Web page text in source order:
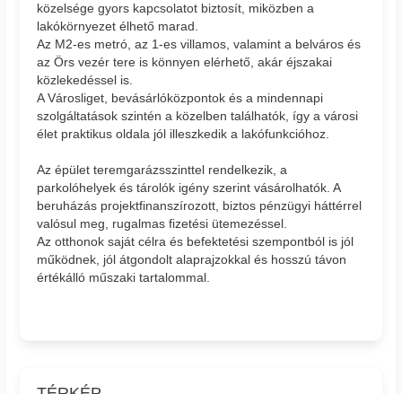
közelsége gyors kapcsolatot biztosít, miközben a
lakókörnyezet élhető marad.
Az M2-es metró, az 1-es villamos, valamint a belváros és
az Örs vezér tere is könnyen elérhető, akár éjszakai
közlekedéssel is.
A Városliget, bevásárlóközpontok és a mindennapi
szolgáltatások szintén a közelben találhatók, így a városi
élet praktikus oldala jól illeszkedik a lakófunkcióhoz.
Az épület teremgarázsszinttel rendelkezik, a
parkolóhelyek és tárolók igény szerint vásárolhatók. A
beruházás projektfinanszírozott, biztos pénzügyi háttérrel
valósul meg, rugalmas fizetési ütemezéssel.
Az otthonok saját célra és befektetési szempontból is jól
működnek, jól átgondolt alaprajzokkal és hosszú távon
értékálló műszaki tartalommal.